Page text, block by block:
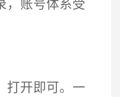
，账号体系受
打开即可。一